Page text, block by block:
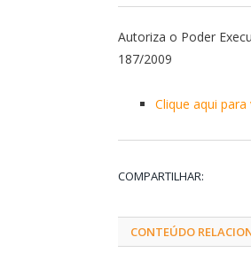
Autoriza o Poder
187/2009
Clique aqui para
COMPARTILHAR:
CONTEÚDO